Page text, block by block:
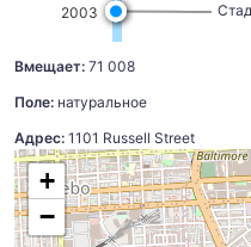
2003
Вмещает: 71 008
Поле: натуральное
Адрес: 1101 Russell Street
+
−